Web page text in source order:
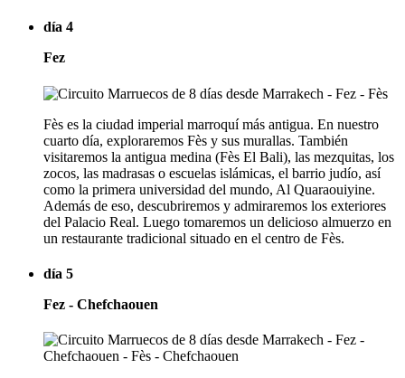
día 4
Fez
Fès es la ciudad imperial marroquí más antigua. En nuestro
cuarto día, exploraremos Fès y sus murallas. También
visitaremos la antigua medina (Fès El Bali), las mezquitas, los
zocos, las madrasas o escuelas islámicas, el barrio judío, así
como la primera universidad del mundo, Al Quaraouiyine.
Además de eso, descubriremos y admiraremos los exteriores
del Palacio Real. Luego tomaremos un delicioso almuerzo en
un restaurante tradicional situado en el centro de Fès.
día 5
Fez - Chefchaouen